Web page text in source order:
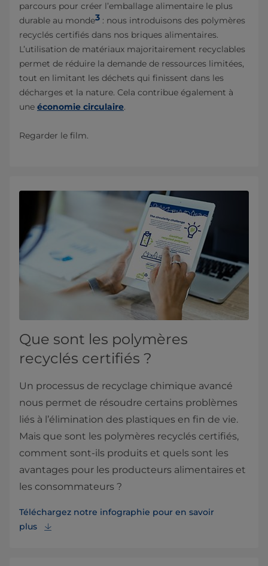
parcours pour créer l’emballage alimentaire le plus
durable au monde3 : nous introduisons des polymères
recyclés certifiés dans nos briques alimentaires.
L’utilisation de matériaux majoritairement recyclables
permet de réduire la demande de ressources limitées,
tout en limitant les déchets qui finissent dans les
décharges et la nature. Cela contribue également à
une économie circulaire.
Regarder le film.
Que sont les polymères
recyclés certifiés ?
Un processus de recyclage chimique avancé
nous permet de résoudre certains problèmes
liés à l’élimination des plastiques en fin de vie.
Mais que sont les polymères recyclés certifiés,
comment sont-ils produits et quels sont les
avantages pour les producteurs alimentaires et
les consommateurs ?
Téléchargez notre infographie pour en savoir
plus